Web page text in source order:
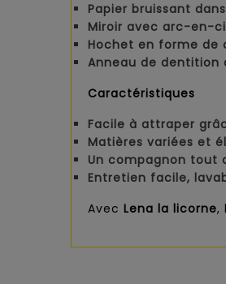
Papier bruissant
Miroir avec arc-en-
Hochet en forme de
Anneau de dentition
Caractéristiques
Facile à attraper
Matières variées et
Un compagnon tout
Entretien facile,
Avec Lena la licorne,